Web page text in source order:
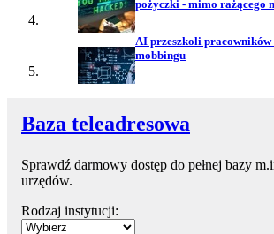
pożyczki - mimo rażącego
AI przeszkoli pracowników
mobbingu
Baza teleadresowa
Sprawdź darmowy dostęp do pełnej bazy
urzędów.
Rodzaj instytucji: